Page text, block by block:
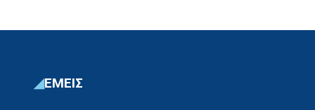
Τέλος, ακριβώς σαράντα μέρες μετά […]
ΕΜΕΙΣ